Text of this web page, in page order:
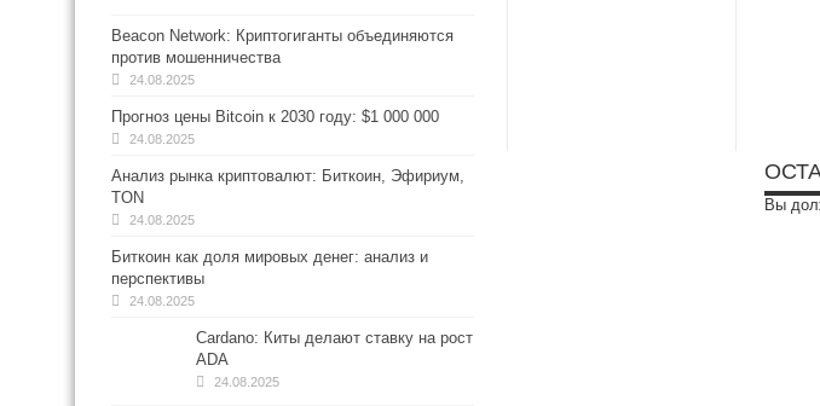
Вы
Beacon Network: Криптогиганты объединяются
против мошенничества
24.08.2025
Прогноз цены Bitcoin к 2030 году: $1 000 000
24.08.2025
Анализ рынка криптовалют: Биткоин, Эфириум,
TON
24.08.2025
Биткоин как доля мировых денег: анализ и
перспективы
24.08.2025
Cardano: Киты делают ставку на рост
ADA
24.08.2025